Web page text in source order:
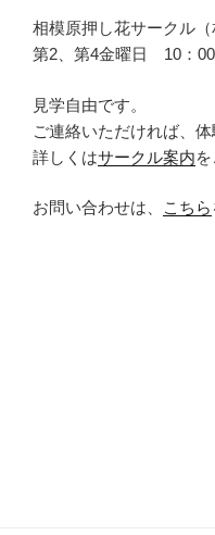
相模原押し花サークル（
第2、第4金曜日 10：
見学自由です。
ご連絡いただければ、体
詳しくはサークル案内
お問い合わせは、 こちら